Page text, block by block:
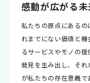
感動が広がる未
私たちの原点にあるの
れまでにない価値と
るサービスやモノの
発見を生み出し、そ
が私たちの存在意義で